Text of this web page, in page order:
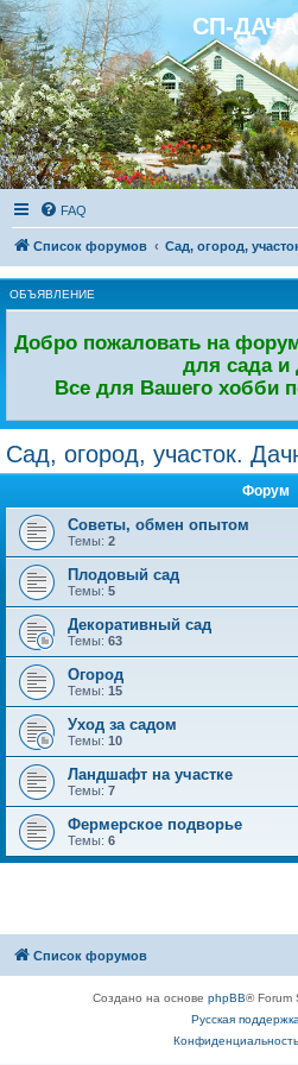
Регистрация СП-
FAQ
Список форумов Сад, огород,
ОБЪЯВЛЕНИЕ
Добро пожаловать на
для сада и
Все для Вашего хобби
Сад, огород, участок.
Форум
Советы, обмен опытом
Темы: 2
Плодовый сад
Темы: 5
Декоративный сад
Темы: 63
Огород
Темы: 15
Уход за садом
Темы: 10
Ландшафт на участке
Темы: 7
Фермерское подворье
Темы: 6
Список форумов
Создано на основе phpBB® Forum
Русская
Конфиденциальность